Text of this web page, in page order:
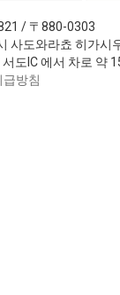
/ 〒880-0303
사도와라쵸 히가시
도IC 에서 차로 약
방침